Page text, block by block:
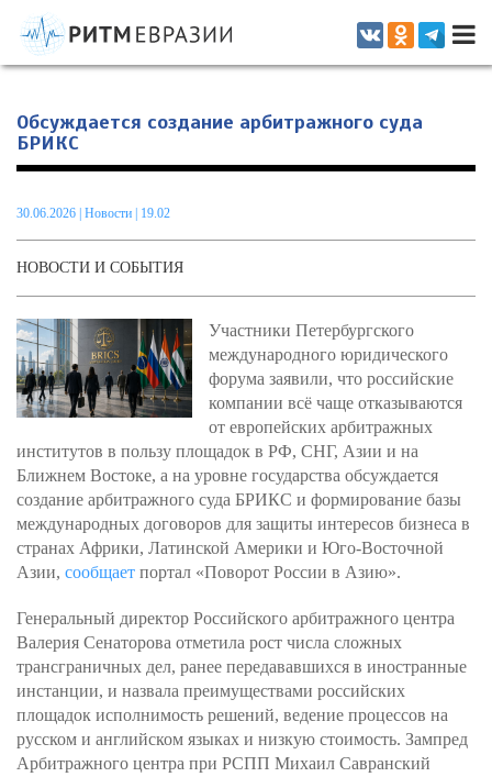
Информационно-аналитическое издание, посвященное актуальным
проблемам интеграции на постсоветском пространстве
Обсуждается создание арбитражного суда
БРИКС
30.06.2026 Новости | 19.02
НОВОСТИ И СОБЫТИЯ
Участники Петербургского
международного юридического
форума заявили, что российские
компании всё чаще отказываются
от европейских арбитражных
институтов в пользу площадок в РФ, СНГ, Азии и на
Ближнем Востоке, а на уровне государства обсуждается
создание арбитражного суда БРИКС и формирование базы
международных договоров для защиты интересов бизнеса в
странах Африки, Латинской Америки и Юго-Восточной
Азии, сообщает портал «Поворот России в Азию».
Генеральный директор Российского арбитражного центра
Валерия Сенаторова отметила рост числа сложных
трансграничных дел, ранее передававшихся в иностранные
инстанции, и назвала преимуществами российских
площадок исполнимость решений, ведение процессов на
русском и английском языках и низкую стоимость. Зампред
Арбитражного центра при РСПП Михаил Савранский